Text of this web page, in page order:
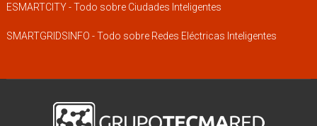
ESMARTCITY - Todo sobre Ciudades Inteligentes
SMARTGRIDSINFO - Todo sobre Redes Eléctricas Inteligentes